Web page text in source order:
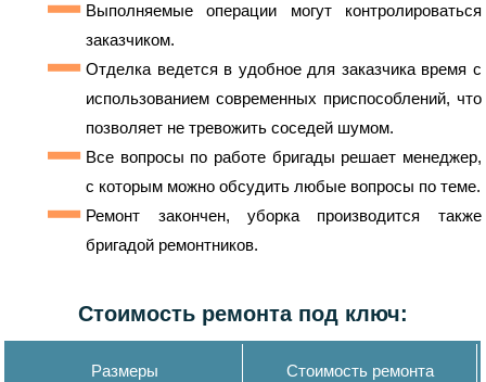
Выполняемые операции могут контролироваться
заказчиком.
Отделка ведется в удобное для заказчика время с
использованием современных приспособлений, что
позволяет не тревожить соседей шумом.
Все вопросы по работе бригады решает менеджер,
с которым можно обсудить любые вопросы по теме.
Ремонт закончен, уборка производится также
бригадой ремонтников.
Стоимость ремонта под ключ:
Размеры Стоимость ремонта